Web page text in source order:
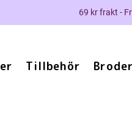
69 kr frakt -
Tillbehör